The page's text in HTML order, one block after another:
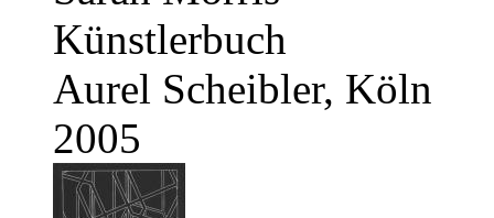
Künstlerbuch
Aurel Scheibler, Köln
2005